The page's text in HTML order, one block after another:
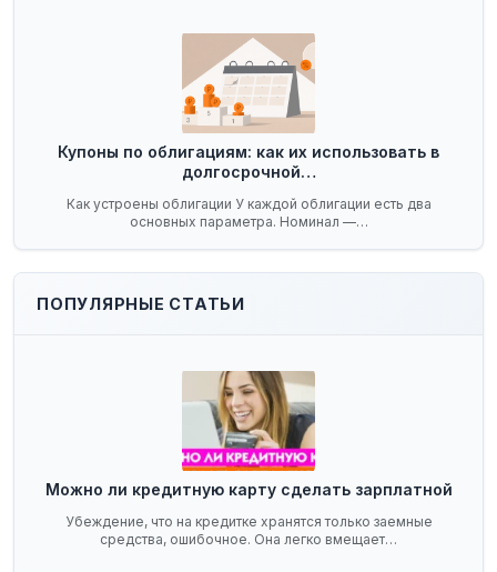
Купоны по облигациям: как их использовать в
долгосрочной…
Как устроены облигации У каждой облигации есть два
основных параметра. Номинал —…
ПОПУЛЯРНЫЕ СТАТЬИ
Можно ли кредитную карту сделать зарплатной
Убеждение, что на кредитке хранятся только заемные
средства, ошибочное. Она легко вмещает…